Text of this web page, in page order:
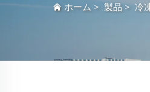
ホーム > 製品 > 冷